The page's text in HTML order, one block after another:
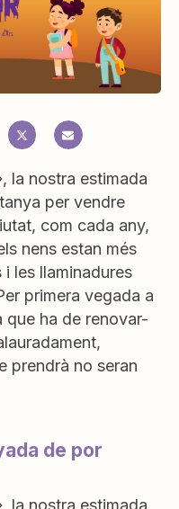
la nostra estimada
per vendre
com cada any,
nens estan més
les llaminadures
primera vegada a
que ha de renovar-
prendrà no seran
de por